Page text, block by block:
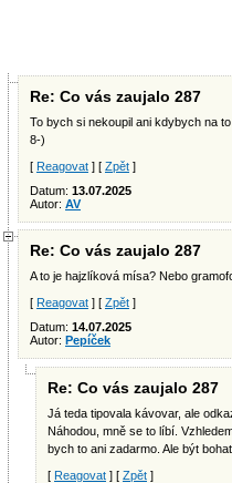
Re: Co vás zaujalo 287
To bych si nekoupil ani kdybych na to
8-)
[ Reagovat ] [ Zpět ]
Datum: 13.07.2025
Autor: AV
Re: Co vás zaujalo 287
A to je hajzlíková mísa? Nebo
[ Reagovat ] [ Zpět ]
Datum: 14.07.2025
Autor: Pepíček
Re: Co vás zaujalo 287
Já teda tipovala kávovar, ale
Náhodou, mně se to líbí.
bych to ani zadarmo. Ale být
[ Reagovat ] [ Zpět ]